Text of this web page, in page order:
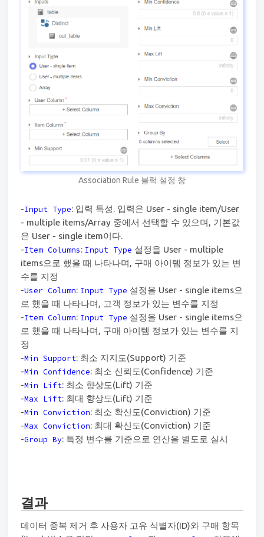
Association Rule 블럭 설정 창
-Input Type: 입력 특성. 입력은 User - single item/User
- multiple items/Array 중에서 선택할 수 있으며, 기본값
은 User - single item이다.
-Item Columns: Input Type 설정을 User - multiple
items으로 했을 때 나타나며, 구매 아이템 정보가 있는 변
수를 지정
-User Column: Input Type 설정을 User - single items으
로 했을 때 나타나며, 고객 정보가 있는 변수를 지정
-Item Column: Input Type 설정을 User - single items으
로 했을 때 나타나며, 구매 아이템 정보가 있는 변수를 지
정
-Min Support: 최소 지지도(Support) 기준
-Min Confidence: 최소 신뢰도(Confidence) 기준
-Min Lift: 최소 향상도(Lift) 기준
-Max Lift: 최대 향상도(Lift) 기준
-Min Conviction: 최소 확신도(Conviction) 기준
-Max Conviction: 최대 확신도(Conviction) 기준
-Group By: 특정 변수를 기준으로 연산을 별도로 실시
결과
데이터 중복 제거 후 사용자 고유 식별자(ID)와 구매 항목